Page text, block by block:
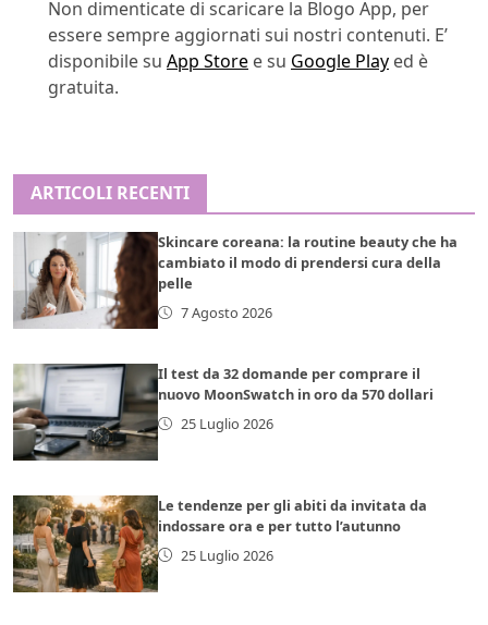
Non dimenticate di scaricare la Blogo App, per
essere sempre aggiornati sui nostri contenuti. E’
disponibile su App Store e su Google Play ed è
gratuita.
ARTICOLI RECENTI
Skincare coreana: la routine beauty che ha
cambiato il modo di prendersi cura della
pelle
7 Agosto 2026
Il test da 32 domande per comprare il
nuovo MoonSwatch in oro da 570 dollari
25 Luglio 2026
Le tendenze per gli abiti da invitata da
indossare ora e per tutto l’autunno
25 Luglio 2026